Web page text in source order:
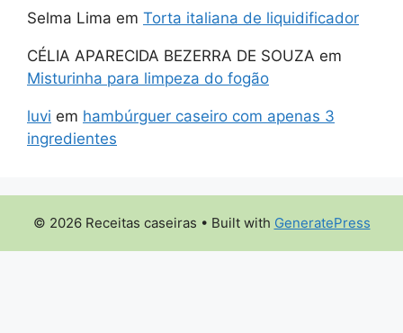
Selma Lima em Torta italiana de liquidificador
CÉLIA APARECIDA BEZERRA DE SOUZA em
Misturinha para limpeza do fogão
luvi em hambúrguer caseiro com apenas 3
ingredientes
© 2026 Receitas caseiras • Built with GeneratePress